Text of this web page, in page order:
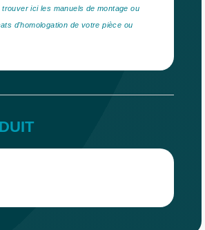
trouver ici les manuels de montage ou
d'homologation de votre pièce ou